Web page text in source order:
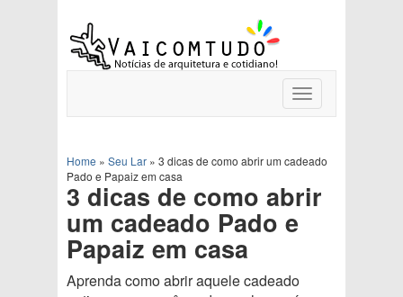
Toggle
navigation
Home » Seu Lar » 3 dicas de como abrir um cadeado
Pado e Papaiz em casa
3 dicas de como abrir
um cadeado Pado e
Papaiz em casa
Aprenda como abrir aquele cadeado